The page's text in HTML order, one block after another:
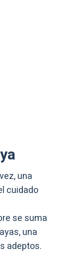
una
cuidado
se suma
una
adeptos.